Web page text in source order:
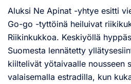
Aluksi Ne Apinat -yhtye esitti
Go-go -tyttöinä heiluivat
Riikinkukkoa. Keskiyöllä
Suomesta lennätetty
kiiltelivät yötaivaalle nousseen
valaisemalla estradilla, kun